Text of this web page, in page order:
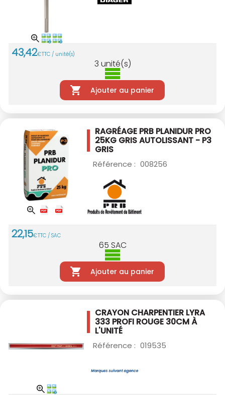
43,42€TTC / unité(s)
3 unité(s)
Ajouter au panier
RAGRÉAGE PRB PLANIDUR PRO
25KG GRIS AUTOLISSANT - P3
GRIS
Référence : 008256
22,15€TTC / SAC
65 SAC
Ajouter au panier
CRAYON CHARPENTIER LYRA
333 PROFI ROUGE 30CM À
L'UNITÉ
Référence : 019535